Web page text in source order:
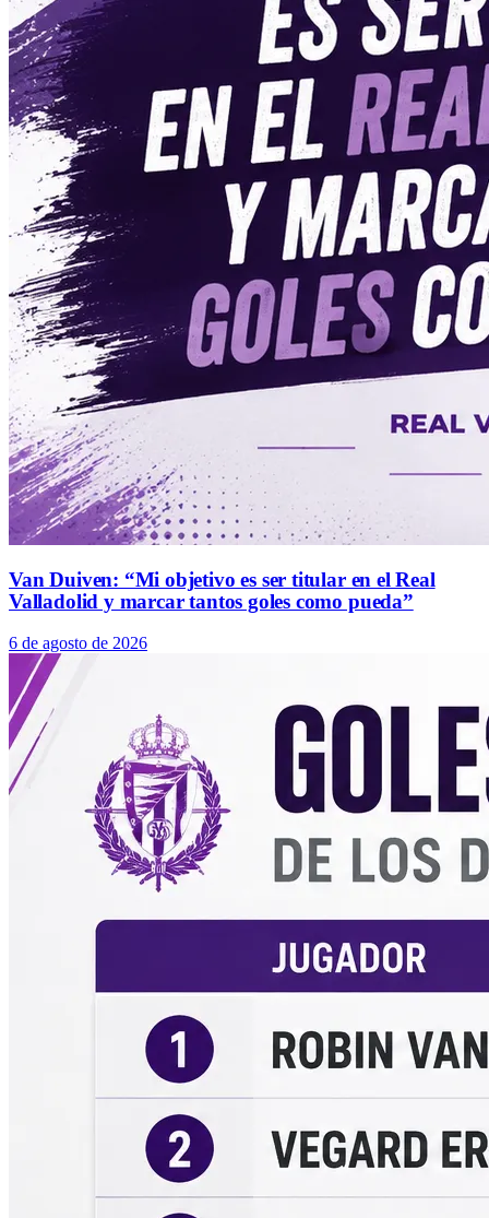
Van Duiven: “Mi objetivo es ser titular en el Real
Valladolid y marcar tantos goles como pueda”
6 de agosto de 2026